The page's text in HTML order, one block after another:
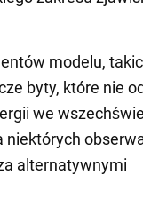
modelu,
byty, które nie
we
niektórych
alternatywnymi